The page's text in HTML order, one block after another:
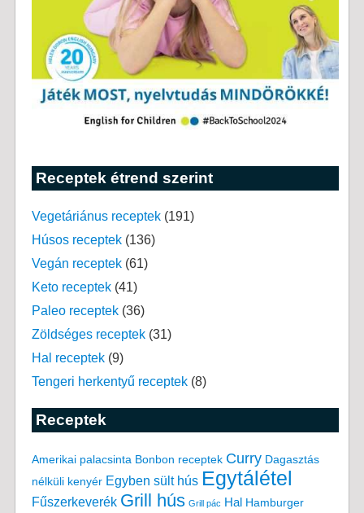
Receptek étrend szerint
Vegetáriánus receptek(191)
Húsos receptek(136)
Vegán receptek(61)
Keto receptek(41)
Paleo receptek(36)
Zöldséges receptek(31)
Hal receptek(9)
Tengeri herkentyű receptek(8)
Receptek
Amerikai palacsinta Bonbon receptek Curry Dagasztás
nélküli kenyér Egyben sült hús Egytálétel
Fűszerkeverék Grill hús Grill pác Hal Hamburger